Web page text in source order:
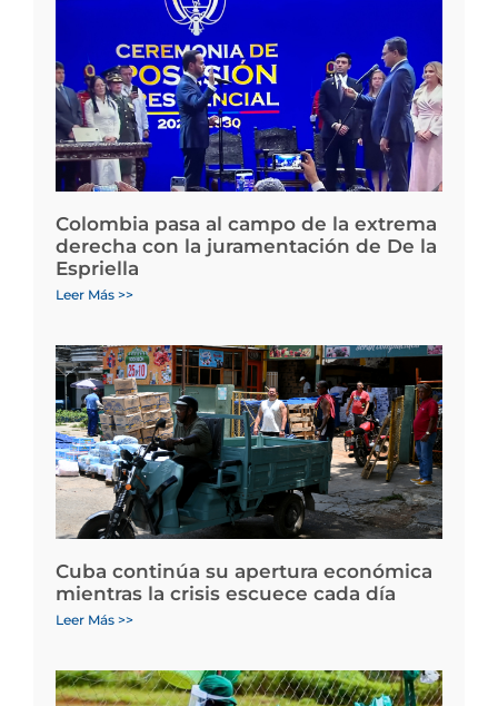
Colombia pasa al campo de la extrema
derecha con la juramentación de De la
Espriella
Leer Más >>
Cuba continúa su apertura económica
mientras la crisis escuece cada día
Leer Más >>